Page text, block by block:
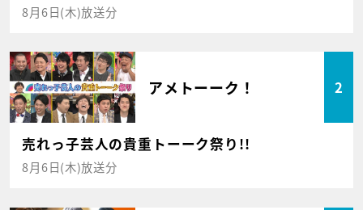
8月6日(木)放送分
アメトーーク！ 2
売れっ子芸人の貴重トーーク祭り!!
8月6日(木)放送分